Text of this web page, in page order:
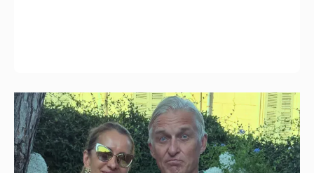
"Секс каждый день". Иноагент Олег
Тиньков рассказал о своём идеальном
лете
13